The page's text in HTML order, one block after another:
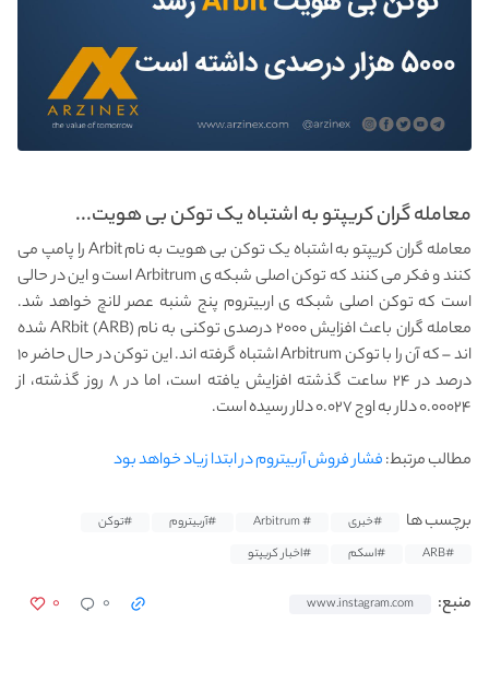
معامله گران کریپتو به اشتباه یک توکن بی هویت...
معامله گران کریپتو به اشتباه یک توکن بی هویت به نام Arbit را پامپ می
کنند و فکر می کنند که توکن اصلی شبکه ی Arbitrum است و این در حالی
است که توکن اصلی شبکه ی اربیتروم پنج شنبه عصر لانچ خواهد شد.
معامله گران باعث افزایش ۲۰۰۰ درصدی توکنی به نام ARbit (ARB) شده
اند – که آن را با توکن Arbitrum اشتباه گرفته اند. این توکن در حال حاضر ۱۰
درصد در ۲۴ ساعت گذشته افزایش یافته است، اما در ۸ روز گذشته، از
۰.۰۰۰۲۴ دلار به اوج ۰.۰۲۷ دلار رسیده است.
مطالب مرتبط:فشار فروش آربیتروم در ابتدا زیاد خواهد بود
برچسب ها #خبری # Arbitrum #آربیتروم
#توکن
#ARB
#اسکم #اخبار کریپتو
منبع: www.instagram.com ۰ ۰